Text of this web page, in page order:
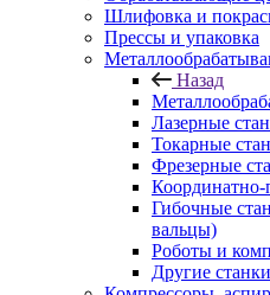
Шлифовка и
Прессы и упаковка
Назад
Лазерные
Токарные
Фрезерные
Гибочные
вальцы)
Роботы и
Другие